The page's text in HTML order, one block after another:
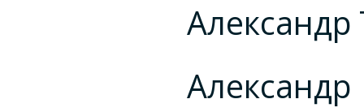
Александр
Александр